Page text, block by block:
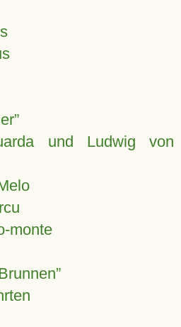
und Ludwig von
monte